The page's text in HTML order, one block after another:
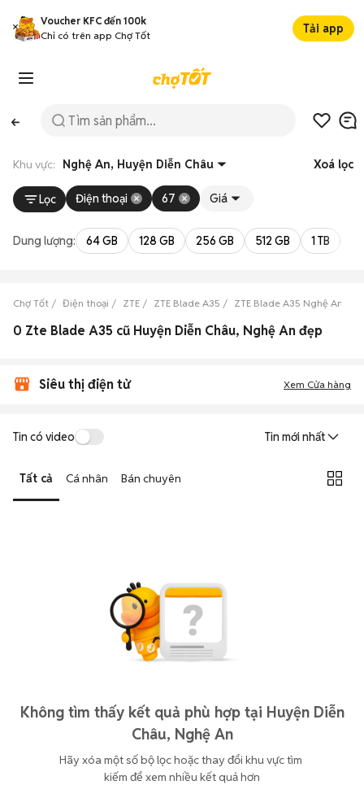
Voucher KFC đến 100k
Chỉ có trên app Chợ Tốt
Tải app
Khu vực: Nghệ An, Huyện Diễn Châu Xoá lọc
Lọc Điện thoại 67 Giá
Dung lượng: 64 GB 128 GB 256 GB 512 GB 1 TB
Chợ Tốt Điện thoại ZTE ZTE Blade A35 ZTE Blade A35 Nghệ An
0 Zte Blade A35 cũ Huyện Diễn Châu, Nghệ An đẹp
Siêu thị điện tử Xem Cửa hàng
Tin có video Tin mới nhất
Tất cả Cá nhân Bán chuyên
Không tìm thấy kết quả phù hợp tại Huyện Diễn
Châu, Nghệ An
Hãy xóa một số bộ lọc hoặc thay đổi khu vực tìm
kiếm để xem nhiều kết quả hơn